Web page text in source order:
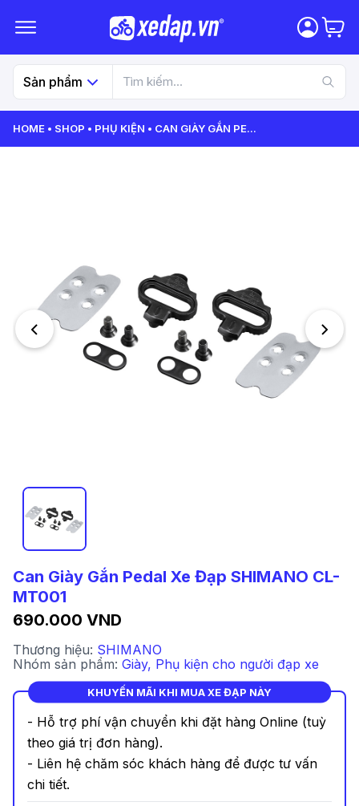
Sản phẩm
HOME SHOP PHỤ KIỆN CAN GIÀY GẮN PE...
Can Giày Gắn Pedal Xe Đạp SHIMANO CL-
MT001
690.000 VND
Thương hiệu: SHIMANO
Nhóm sản phẩm: Giày, Phụ kiện cho người đạp xe
KHUYẾN MÃI KHI MUA XE ĐẠP NÀY
- Hỗ trợ phí vận chuyển khi đặt hàng Online (tuỳ
theo giá trị đơn hàng).
- Liên hệ chăm sóc khách hàng để được tư vấn
chi tiết.